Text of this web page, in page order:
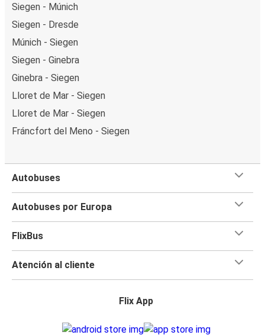
Siegen - Múnich
Siegen - Dresde
Múnich - Siegen
Siegen - Ginebra
Ginebra - Siegen
Lloret de Mar - Siegen
Lloret de Mar - Siegen
Fráncfort del Meno - Siegen
Autobuses
Autobuses por Europa
FlixBus
Atención al cliente
Flix App